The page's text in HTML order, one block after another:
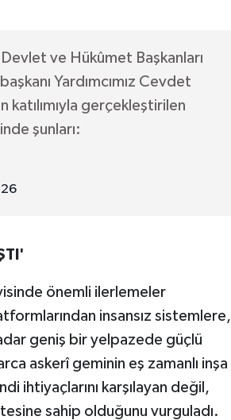
ve Hükûmet Başkanları
Yardımcımız Cevdet
gerçekleştirilen
şunları:
önemli ilerlemeler
insansız sistemlere,
geniş bir yelpazede güçlü
askerî geminin eş zamanlı inşa
ihtiyaçlarını karşılayan değil,
sahip olduğunu vurguladı.